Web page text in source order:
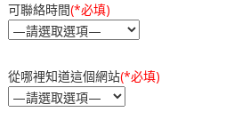
可聯絡時間(*必填)
從哪裡知道這個網站(*必填)